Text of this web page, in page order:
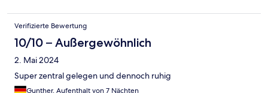
Verifizierte Bewertung
10/10 – Außergewöhnlich
2. Mai 2024
Super zentral gelegen und dennoch ruhig
Gunther, Aufenthalt von 7 Nächten